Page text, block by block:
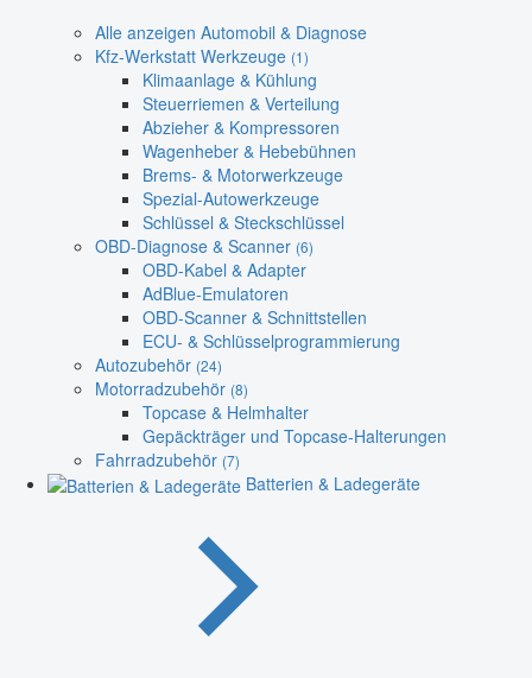
Alle anzeigen Automobil & Diagnose
Kfz-Werkstatt Werkzeuge (1)
Klimaanlage & Kühlung
Steuerriemen & Verteilung
Abzieher & Kompressoren
Wagenheber & Hebebühnen
Brems- & Motorwerkzeuge
Spezial-Autowerkzeuge
Schlüssel & Steckschlüssel
OBD-Diagnose & Scanner (6)
OBD-Kabel & Adapter
AdBlue-Emulatoren
OBD-Scanner & Schnittstellen
ECU- & Schlüsselprogrammierung
Autozubehör (24)
Motorradzubehör (8)
Topcase & Helmhalter
Gepäckträger und Topcase-Halterungen
Fahrradzubehör (7)
Batterien & Ladegeräte